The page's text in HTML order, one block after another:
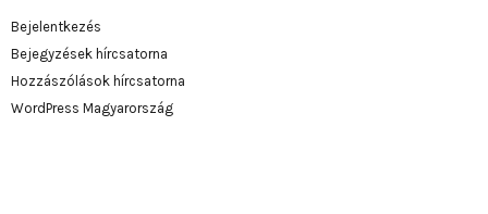
Bejelentkezés
Bejegyzések hírcsatorna
Hozzászólások hírcsatorna
WordPress Magyarország